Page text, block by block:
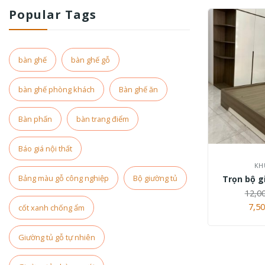
Popular Tags
bàn ghế bàn ghế gỗ
bàn ghế phòng khách Bàn ghế ăn
Bàn phấn bàn trang điểm
Báo giá nội thất
Bảng màu gỗ công nghiệp Bộ giường tủ
cốt xanh chống ẩm
Giường tủ gỗ tự nhiên
+
Trọn bộ
Giá
gốc